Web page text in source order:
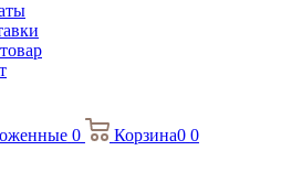
0 Корзина0 0